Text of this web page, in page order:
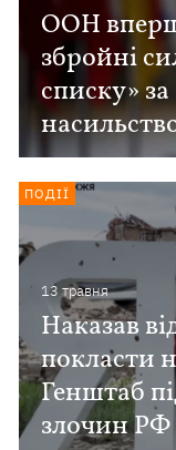
ООН
збройні
списку»
13 травня
Наказав
покласти
Генштаб
злочин РФ
ПОДІЇ